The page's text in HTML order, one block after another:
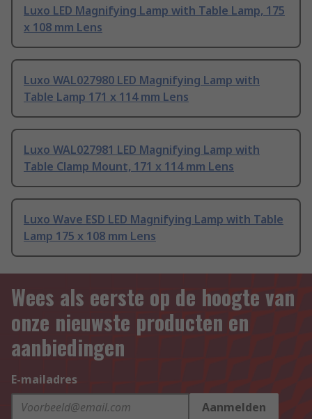
Luxo LED Magnifying Lamp with Table Lamp, 175
x 108 mm Lens
Luxo WAL027980 LED Magnifying Lamp with
Table Lamp 171 x 114 mm Lens
Luxo WAL027981 LED Magnifying Lamp with
Table Clamp Mount, 171 x 114 mm Lens
Luxo Wave ESD LED Magnifying Lamp with Table
Lamp 175 x 108 mm Lens
Wees als eerste op de hoogte van
onze nieuwste producten en
aanbiedingen
E-mailadres
Aanmelden